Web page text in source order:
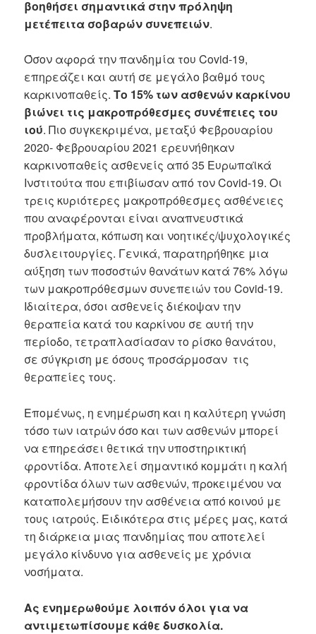
βοηθήσει σημαντικά στην πρόληψη
μετέπειτα σοβαρών συνεπειών.
Όσον αφορά την πανδημία του Covid-19,
επηρεάζει και αυτή σε μεγάλο βαθμό τους
καρκινοπαθείς.Το 15% των ασθενών καρκίνου
βιώνει τις μακροπρόθεσμες συνέπειες του
ιού. Πιο συγκεκριμένα, μεταξύ Φεβρουαρίου
2020- Φεβρουαρίου 2021 ερευνήθηκαν
καρκινοπαθείς ασθενείς από 35 Ευρωπαϊκά
Ινστιτούτα που επιβίωσαν από τον Covid-19. Οι
τρεις κυριότερες μακροπρόθεσμες ασθένειες
που αναφέρονται είναι αναπνευστικά
προβλήματα, κόπωση και νοητικές/ψυχολογικές
δυσλειτουργίες. Γενικά, παρατηρήθηκε μια
αύξηση των ποσοστών θανάτων κατά 76% λόγω
των μακροπρόθεσμων συνεπειών του Covid-19.
Ιδιαίτερα, όσοι ασθενείς διέκοψαν την
θεραπεία κατά του καρκίνου σε αυτή την
περίοδο, τετραπλασίασαν το ρίσκο θανάτου,
σε σύγκριση με όσους προσάρμοσαν τις
θεραπείες τους.
Επομένως, η ενημέρωση και η καλύτερη γνώση
τόσο των ιατρών όσο και των ασθενών μπορεί
να επηρεάσει θετικά την υποστηρικτική
φροντίδα. Αποτελεί σημαντικό κομμάτι η καλή
φροντίδα όλων των ασθενών, προκειμένου να
καταπολεμήσουν την ασθένεια από κοινού με
τους ιατρούς. Ειδικότερα στις μέρες μας, κατά
τη διάρκεια μιας πανδημίας που αποτελεί
μεγάλο κίνδυνο για ασθενείς με χρόνια
νοσήματα.
Ας ενημερωθούμε λοιπόν όλοι για να
αντιμετωπίσουμε κάθε δυσκολία.